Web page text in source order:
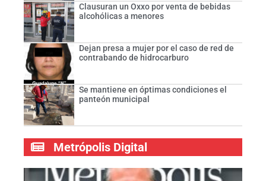
Clausuran un Oxxo por venta de bebidas
alcohólicas a menores
Dejan presa a mujer por el caso de red de
contrabando de hidrocarburo
Se mantiene en óptimas condiciones el
panteón municipal
Metrópolis Digital